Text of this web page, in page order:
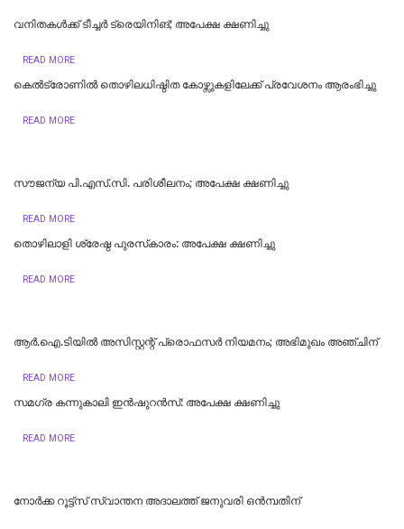
വനിതകൾക്ക് ടീച്ചർ ട്രെയിനിങ്; അപേക്ഷ ക്ഷണിച്ചു
READ MORE
കെൽട്രോണിൽ തൊഴിലധിഷ്ഠിത കോഴ്സുകളിലേക്ക് പ്രവേശനം ആരംഭിച്ചു
READ MORE
സൗജന്യ പി.എസ്.സി. പരിശീലനം; അപേക്ഷ ക്ഷണിച്ചു
READ MORE
തൊഴിലാളി ശ്രേഷ്ഠ പുരസ്‌കാരം: അപേക്ഷ ക്ഷണിച്ചു
READ MORE
ആർ.ഐ.ടിയിൽ അസിസ്റ്റന്റ് പ്രൊഫസർ നിയമനം; അഭിമുഖം അഞ്ചിന്
READ MORE
സമഗ്ര കന്നുകാലി ഇന്‍ഷുറന്‍സ്: അപേക്ഷ ക്ഷണിച്ചു
READ MORE
നോര്‍ക്ക റൂട്ട്സ് സ്വാന്തന അദാലത്ത് ജനുവരി ഒന്‍മ്പതിന്